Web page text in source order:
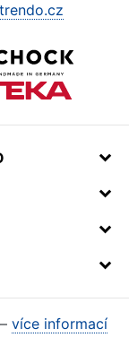
více informací